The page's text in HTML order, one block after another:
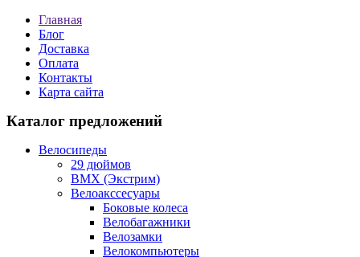
Главная
Блог
Доставка
Оплата
Контакты
Карта сайта
Каталог предложений
Велосипеды
29 дюймов
BMX (Экстрим)
Велоакссесуары
Боковые колеса
Велобагажники
Велозамки
Велокомпьютеры